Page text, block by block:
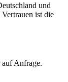
und
ist die
Anfrage.